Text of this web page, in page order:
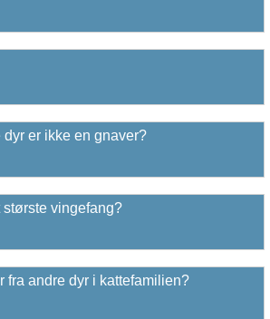
er ikke en gnaver?
vingefang?
fra andre dyr i kattefamilien?